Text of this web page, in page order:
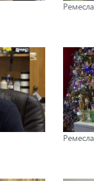
Ремесла
Ремесла